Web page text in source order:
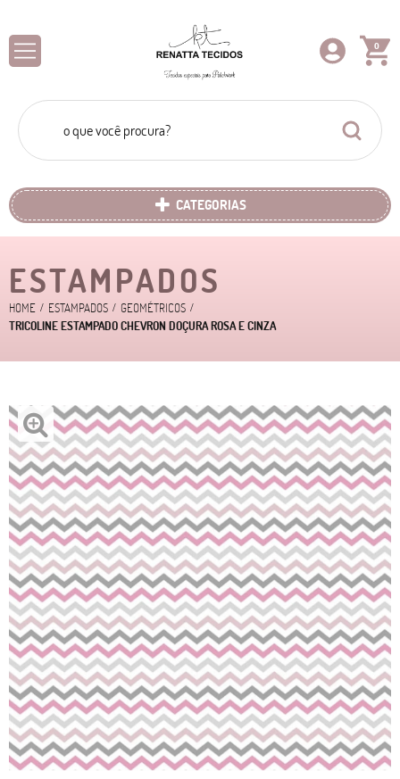
0
CATEGORIAS
ESTAMPADOS
HOME ESTAMPADOS
GEOMÉTRICOS
TRICOLINE ESTAMPADO CHEVRON DOÇURA ROSA E CINZA